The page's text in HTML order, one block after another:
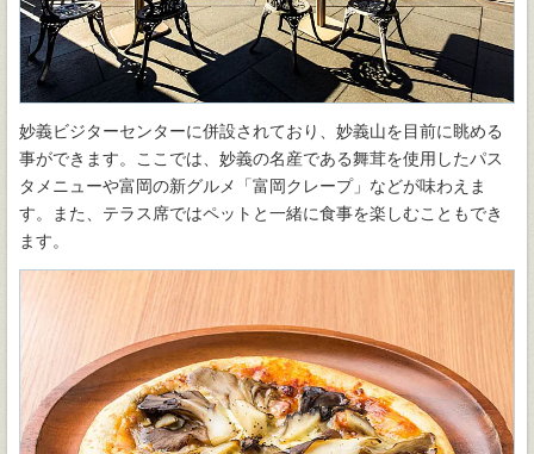
妙義ビジターセンターに併設されており、妙義山を目前に眺める
事ができます。ここでは、妙義の名産である舞茸を使用したパス
タメニューや富岡の新グルメ「富岡クレープ」などが味わえま
す。また、テラス席ではペットと一緒に食事を楽しむこともでき
ます。